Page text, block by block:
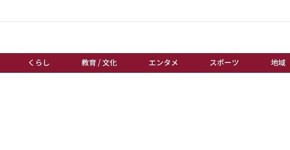
くらし 教育 / 文化 エンタメ スポーツ 地域